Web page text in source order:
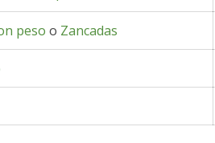
peso o Zancadas